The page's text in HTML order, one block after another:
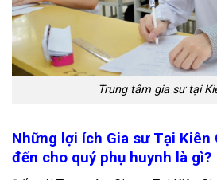
Trung tâm gia sư tại
Những lợi ích Gia sư Tại Kiên
đến cho quý phụ huynh là gì?